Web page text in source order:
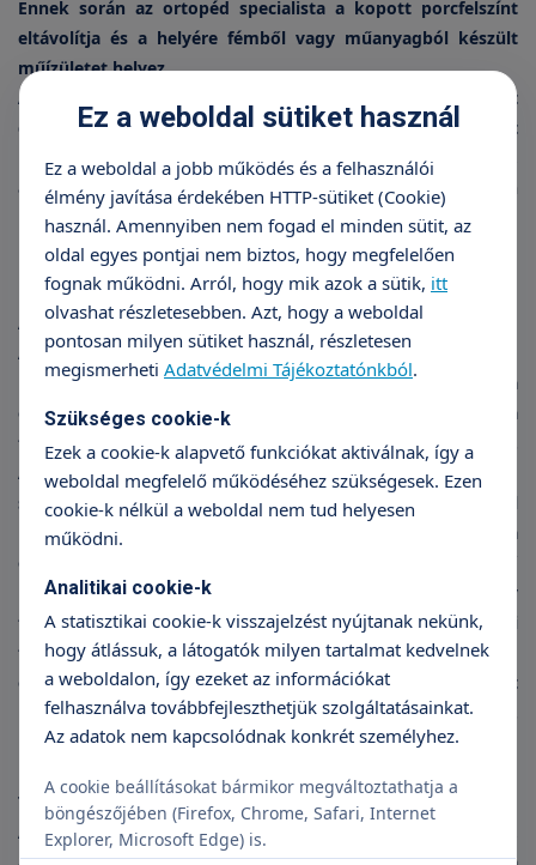
Ennek során az ortopéd specialista a kopott porcfelszínt
eltávolítja és a helyére fémből vagy műanyagból készült
műízületet helyez.
A műtét utáni rehabilitáció speciálisan felépített
gyógytornából és fürdőkezelésekből áll, amelyeket
kezelőorvosával kell egyeztetnie. Az izomerő visszanyerése,
az ízület mozgástartományának a visszaállítása hatékonyan
rehabilitálja az operált térdízületet.
Porckopás
Artrózissal élni
A térdízületi porckopás sikeres kezelése esetén is jó
megfogadni néhány életmódra vonatkozó tanácsot. Ha
ortopéd orvosa javasolja, kezdjen sportolni, hiszen a
térdízület védelmének egyik kulcsa az erős combizomzat.
Az úszás és a kerékpározás segíthet. Szobabiciklizésnél nem
szabad nagy ellenállást használni, terepkerékpározásnál
pedig kerülni kell a szintkülönbséget. A térízület kopása
erőteljesebb a túlsúlyt hordó betegeknél. A megfelelő
mozgás mellett az egészséges életmód, energiaszegény
táplálkozás is segíti a gyógyulását mindenkinek, aki
térdízületi problémákkal küzd. A további térdfájdalom
elkerülése érdekében fontos, hogy megfelelő lábbelit
hordjunk, mind a mindennapi életben, mind sportoláshoz.
Ennek kiválasztásához kérje ortopéd orvosa tanácsát!
Térdműtét után
A térdsebészet ma már olyan eredményekre képes,
Ez a weboldal sütiket használ
Ez a weboldal a jobb működés és a felhasználói
élmény javítása érdekében HTTP-sütiket (Cookie)
használ. Amennyiben nem fogad el minden sütit, az
oldal egyes pontjai nem biztos, hogy megfelelően
fognak működni. Arról, hogy mik azok a sütik, itt
olvashat részletesebben. Azt, hogy a weboldal
pontosan milyen sütiket használ, részletesen
megismerheti Adatvédelmi Tájékoztatónkból.
Szükséges cookie-k
Ezek a cookie-k alapvető funkciókat aktiválnak, így a
weboldal megfelelő működéséhez szükségesek. Ezen
cookie-k nélkül a weboldal nem tud helyesen
működni.
Analitikai cookie-k
A statisztikai cookie-k visszajelzést nyújtanak nekünk,
hogy átlássuk, a látogatók milyen tartalmat kedvelnek
a weboldalon, így ezeket az információkat
felhasználva továbbfejleszthetjük szolgáltatásainkat.
Az adatok nem kapcsolódnak konkrét személyhez.
A cookie beállításokat bármikor megváltoztathatja a
böngészőjében (Firefox, Chrome, Safari, Internet
Explorer, Microsoft Edge) is.